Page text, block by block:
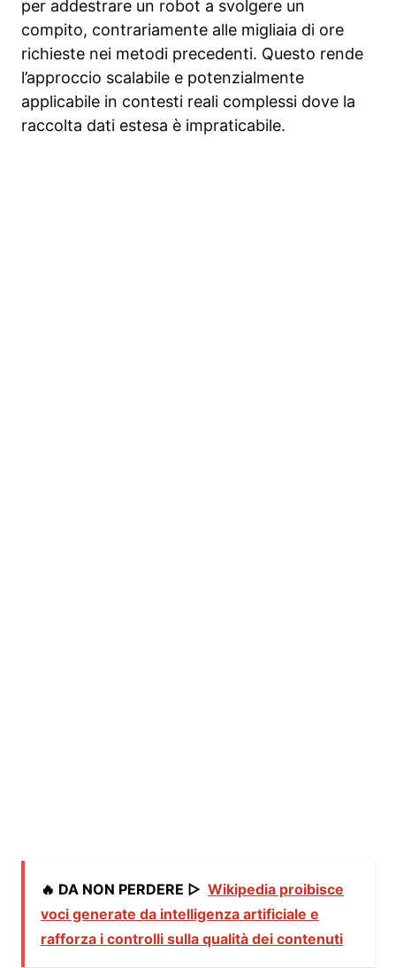
per addestrare un robot a svolgere un
compito, contrariamente alle migliaia di ore
richieste nei metodi precedenti. Questo rende
l’approccio scalabile e potenzialmente
applicabile in contesti reali complessi dove la
raccolta dati estesa è impraticabile.
🔥 DA NON PERDERE ▷ Wikipedia proibisce
voci generate da intelligenza artificiale e
rafforza i controlli sulla qualità dei contenuti